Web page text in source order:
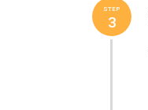
STEP
3